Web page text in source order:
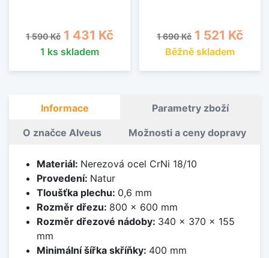
Běžná cena
1 590 Kč Cena
1 431 Kč
1 ks skladem
Běžná cena
1 690 Kč Cena
1 521 Kč
Běžně skladem
Informace Parametry zboží
O značce Alveus Možnosti a ceny dopravy
Materiál: Nerezová ocel CrNi 18/10
Provedení: Natur
Tloušťka plechu: 0,6 mm
Rozměr dřezu: 800 x 600 mm
Rozměr dřezové nádoby: 340 x 370 x 155
mm
Minimální šířka skříňky: 400 mm